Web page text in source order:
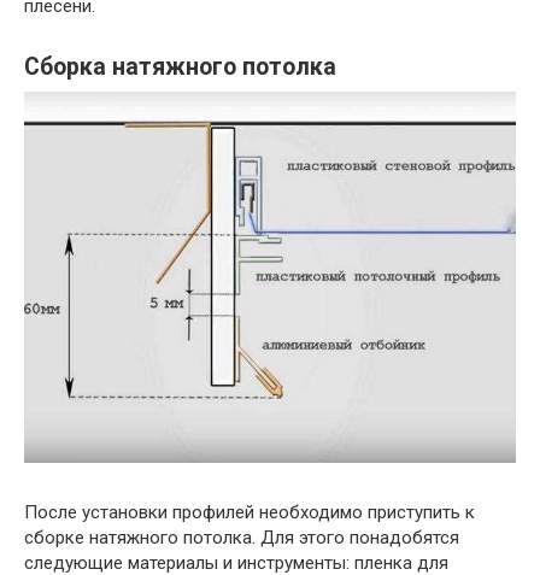
плесени.
Сборка натяжного потолка
После установки профилей необходимо приступить к
сборке натяжного потолка. Для этого понадобятся
следующие материалы и инструменты: пленка для